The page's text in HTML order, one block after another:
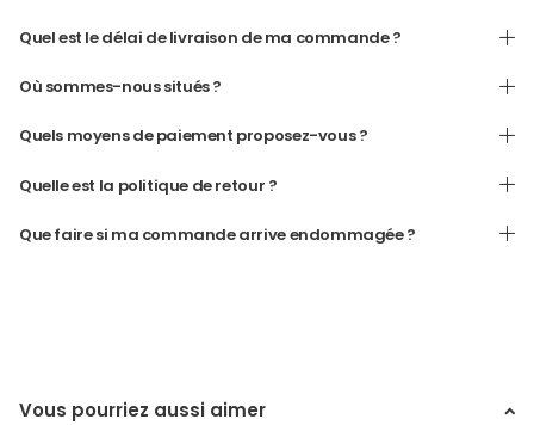
Quel est le délai de livraison de ma commande ?
Où sommes-nous situés ?
Quels moyens de paiement proposez-vous ?
Quelle est la politique de retour ?
Que faire si ma commande arrive endommagée ?
Vous pourriez aussi aimer